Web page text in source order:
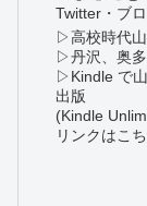
Twitter・ブ
▷高校時代
▷丹沢、奥
▷Kindle で
出版
(Kindle
リンクはこ